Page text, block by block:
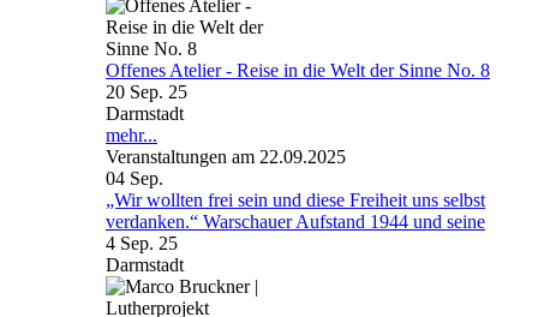
Offenes Atelier - Reise in die Welt der Sinne No. 8
20 Sep. 25
Darmstadt
mehr...
Veranstaltungen am 22.09.2025
04 Sep.
„Wir wollten frei sein und diese Freiheit uns selbst
verdanken.“ Warschauer Aufstand 1944 und seine
4 Sep. 25
Darmstadt